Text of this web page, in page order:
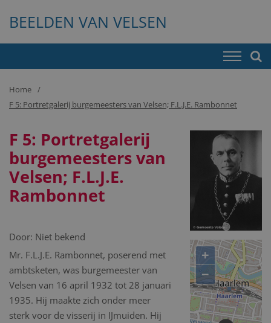
BEELDEN VAN VELSEN
Home
F 5: Portretgalerij burgemeesters van Velsen; F.L.J.E. Rambonnet
F 5: Portretgalerij
burgemeesters van
Velsen; F.L.J.E.
Rambonnet
Door: Niet bekend
Mr. F.L.J.E. Rambonnet, poserend met
ambtsketen, was burgemeester van
Velsen van 16 april 1932 tot 28 januari
1935. Hij maakte zich onder meer
sterk voor de visserij in IJmuiden. Hij
+
−